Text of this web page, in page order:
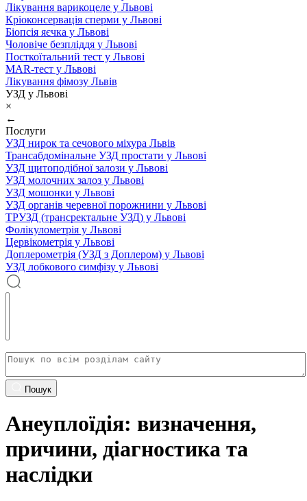
Лікування варикоцеле у Львові
Кріоконсервація сперми у Львові
Біопсія яєчка у Львові
Чоловіче безпліддя у Львові
Посткоїтальний тест у Львові
MAR-тест у Львові
Лікування фімозу Львів
УЗД у Львові
×
←
Послуги
УЗД нирок та сечового міхура Львів
Трансабдомінальне УЗД простати у Львові
УЗД щитоподібної залози у Львові
УЗД молочних залоз у Львові
УЗД мошонки у Львові
УЗД органів черевної порожнини у Львові
ТРУЗД (трансректальне УЗД) у Львові
Фолікулометрія у Львові
Цервікометрія у Львові
Доплерометрія (УЗД з Доплером) у Львові
УЗД лобкового симфізу у Львові
Пошук
Анеуплоїдія: визначення,
причини, діагностика та
наслiдки